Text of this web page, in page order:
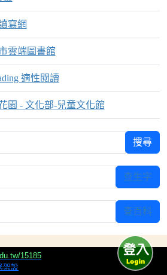
寫網
雲端圖書館
適性閱讀
園 - 文化部-兒童文化館
搜尋
查生字
查百科
15185
架設